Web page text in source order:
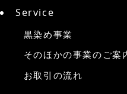
Service
黒染め事業
そのほかの事業のご案
お取引の流れ